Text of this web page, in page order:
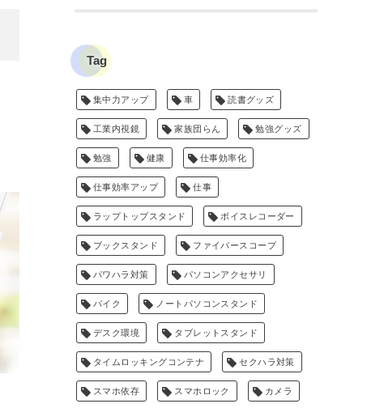
Tag
集中力アップ 車 読書グッズ
工業内視鏡 家族団らん 勉強グッズ
勉強 健康 仕事効率化
仕事効率アップ 仕事
ラップトップスタンド ボイスレコーダー
ブックスタンド ファイバースコープ
パワハラ対策 パソコンアクセサリ
バイク ノートパソコンスタンド
デスク環境 タブレットスタンド
タイムロッキングコンテナ セクハラ対策
スマホ依存 スマホロック カメラ